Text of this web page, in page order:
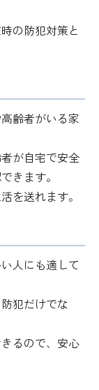
の防犯対策と
齢者がいる家
が自宅で安全
きます。
を送れます。
人にも適して
犯だけでな
るので、安心